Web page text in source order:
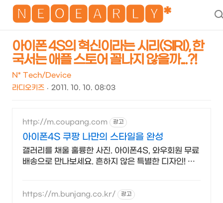
🅽🅴🅾🅴🅰🆁🅻🆈*
아이폰 4S의 혁신이라는 시리(SIRI), 한
국서는 애플 스토어 꼴나지 않을까...?!
N* Tech/Device
라디오키즈
2011. 10. 10. 08:03
http://m.coupang.com 광고
아이폰4S 쿠팡 나만의 스타일을 완성
갤러리를 채울 훌륭한 사진. 아이폰4S, 와우회원 무료
배송으로 만나보세요. 흔하지 않은 특별한 디자인! 지
https://m.bunjang.co.kr/ 광고